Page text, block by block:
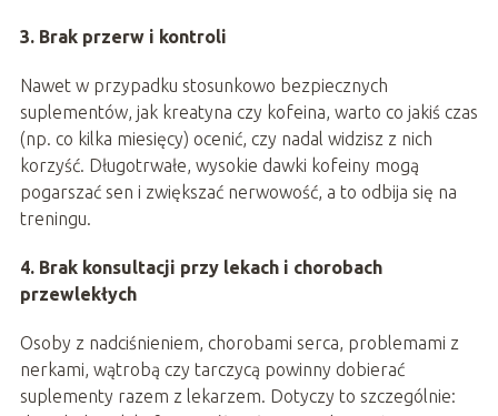
3. Brak przerw i kontroli
Nawet w przypadku stosunkowo bezpiecznych
suplementów, jak kreatyna czy kofeina, warto co jakiś czas
(np. co kilka miesięcy) ocenić, czy nadal widzisz z nich
korzyść. Długotrwałe, wysokie dawki kofeiny mogą
pogarszać sen i zwiększać nerwowość, a to odbija się na
treningu.
4. Brak konsultacji przy lekach i chorobach
przewlekłych
Osoby z nadciśnieniem, chorobami serca, problemami z
nerkami, wątrobą czy tarczycą powinny dobierać
suplementy razem z lekarzem. Dotyczy to szczególnie: